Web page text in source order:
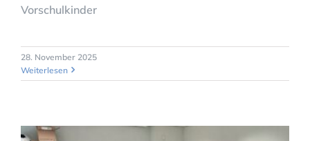
Vorschulkinder
28. November 2025
Weiterlesen